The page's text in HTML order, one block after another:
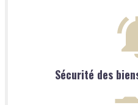
Sécurité des